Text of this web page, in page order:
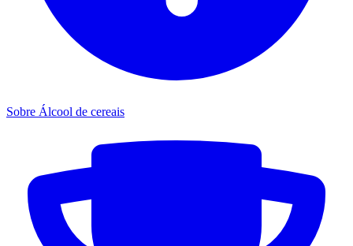
Sobre Álcool de cereais